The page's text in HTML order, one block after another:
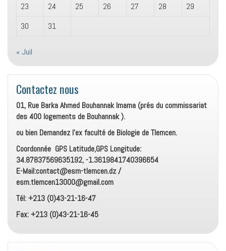
23
24 25 26 27 28
29
30
31
« Juil
Contactez nous
01, Rue Barka Ahmed Bouhannak Imama (prés du commissariat
des 400 logements de Bouhannak ).
ou bien Demandez l’ex faculté de Biologie de Tlemcen.
Coordonnée GPS Latitude,GPS Longitude:
34.87837569635192, -1.3619841740396654
E-Mail:contact@esm-tlemcen.dz /
esm.tlemcen13000@gmail.com
Tél: +213 (0)43-21-16-47
Fax: +213 (0)43-21-16-45